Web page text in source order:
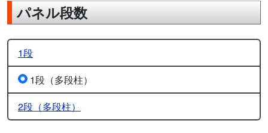
パネル段数
1段
1段（多段柱）
2段（多段柱）